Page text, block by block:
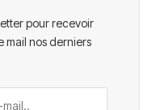
pour recevoir
mail nos derniers